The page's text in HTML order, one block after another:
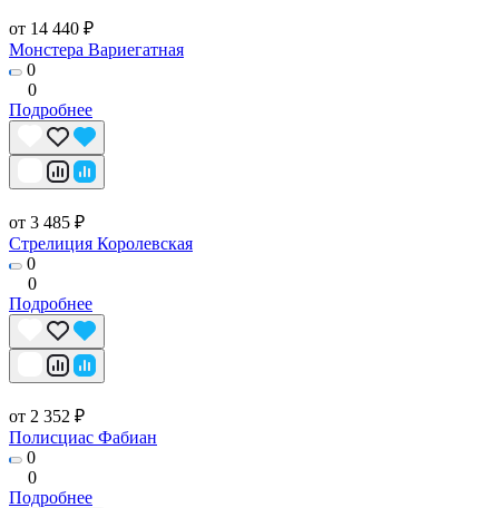
от 14 440 ₽
Монстера Вариегатная
0
0
Подробнее
от 3 485 ₽
Стрелиция Королевская
0
0
Подробнее
от 2 352 ₽
Полисциас Фабиан
0
0
Подробнее